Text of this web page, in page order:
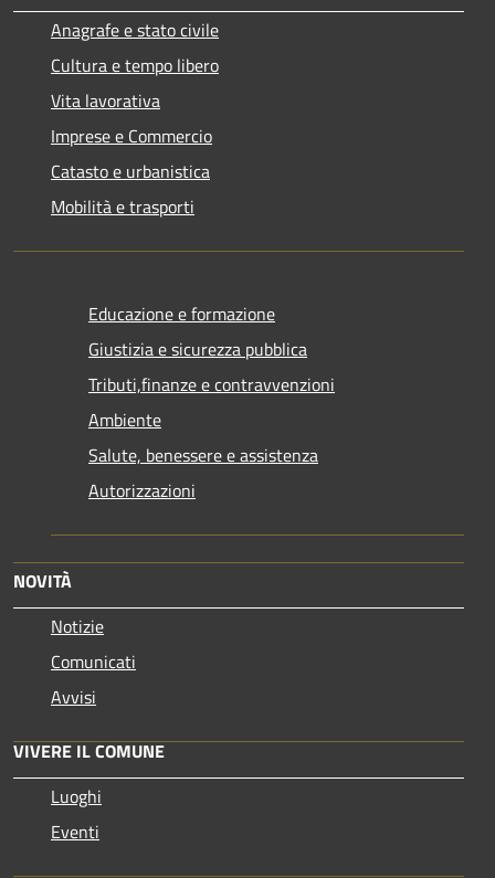
Anagrafe e stato civile
Cultura e tempo libero
Vita lavorativa
Imprese e Commercio
Catasto e urbanistica
Mobilità e trasporti
Educazione e formazione
Giustizia e sicurezza pubblica
Tributi,finanze e contravvenzioni
Ambiente
Salute, benessere e assistenza
Autorizzazioni
NOVITÀ
Notizie
Comunicati
Avvisi
VIVERE IL COMUNE
Luoghi
Eventi